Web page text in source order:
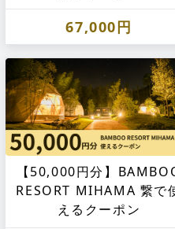
67,000円
【50,000円分】
RESORT MIHAMA 繋で
えるクーポン